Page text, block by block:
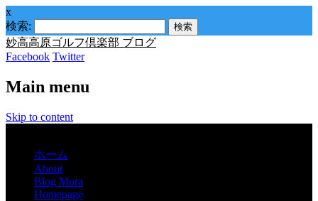
x
検索:
妙高高原ゴルフ倶楽部 ブログ
Facebook Twitter
Main menu
Skip to content
ホーム
About
Blog Mura
Homepage